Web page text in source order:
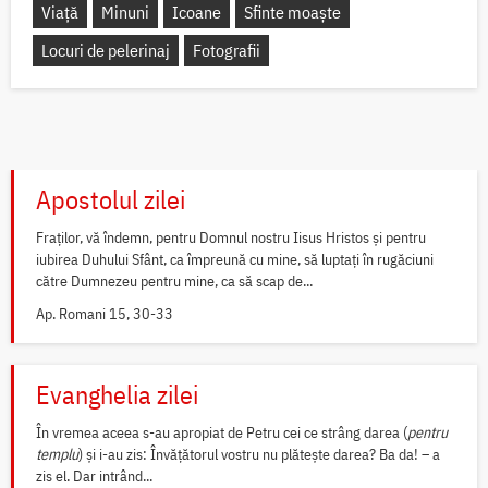
Viață Minuni Icoane
Sfinte moaște
Locuri de pelerinaj
Fotografii
Apostolul zilei
Fraților, vă îndemn, pentru Domnul nostru Iisus Hristos și pentru
iubirea Duhului Sfânt, ca împreună cu mine, să luptați în rugăciuni
către Dumnezeu pentru mine, ca să scap de...
Ap. Romani 15, 30-33
Evanghelia zilei
În vremea aceea s-au apropiat de Petru cei ce strâng darea (pentru
templu) și i-au zis: Învățătorul vostru nu plătește darea? Ba da! – a
zis el. Dar intrând...